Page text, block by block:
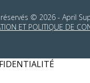
© 2026 - April
ET POLITIQUE DE